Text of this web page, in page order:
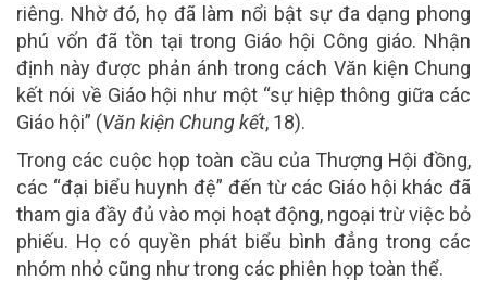
riêng. Nhờ đó, họ đã làm nổi bật sự đa dạng phong
phú vốn đã tồn tại trong Giáo hội Công giáo. Nhận
định này được phản ánh trong cách Văn kiện Chung
kết nói về Giáo hội như một “sự hiệp thông giữa các
Giáo hội” (Văn kiện Chung kết, 18).
Trong các cuộc họp toàn cầu của Thượng Hội đồng,
các “đại biểu huynh đệ” đến từ các Giáo hội khác đã
tham gia đầy đủ vào mọi hoạt động, ngoại trừ việc bỏ
phiếu. Họ có quyền phát biểu bình đẳng trong các
nhóm nhỏ cũng như trong các phiên họp toàn thể.